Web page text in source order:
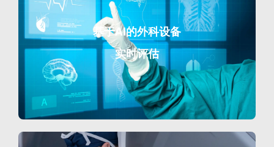
基于AI的外科设备
实时评估